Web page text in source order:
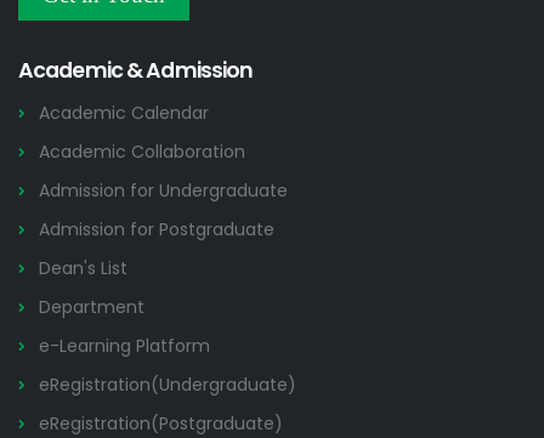
2026
Academic & Admission
Academic Calendar
Academic Collaboration
Admission for Undergraduate
Admission for Postgraduate
Dean's List
Department
e-Learning Platform
eRegistration(Undergraduate)
eRegistration(Postgraduate)